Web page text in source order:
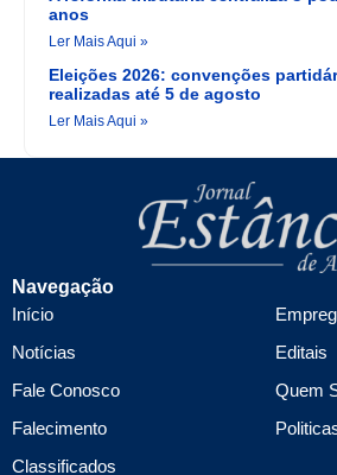
anos
Ler Mais Aqui »
Eleições 2026: convenções
realizadas até 5 de agosto
Ler Mais Aqui »
Navegação
Início
Notícias
Fale Conosco
Falecimento
Classificados
Editais
Quem